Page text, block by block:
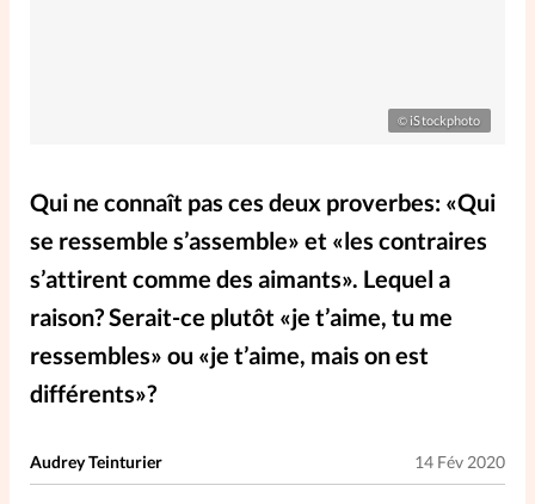
Entre4yeux
L'anecdote
La Bible au féminin
Lifestyle
Littérature
PersonnElles
RelationnElles
©iStockphoto
Qui ne connaît pas ces deux proverbes: «Qui
se ressemble s’assemble» et «les contraires
s’attirent comme des aimants». Lequel a
raison? Serait-ce plutôt «je t’aime, tu me
ressembles» ou «je t’aime, mais on est
différents»?
Audrey Teinturier 14 Fév 2020